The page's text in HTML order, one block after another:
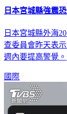
日本宮城縣強震
日本宮城縣外海
查委員會昨天表
週內要提高警覺。
國際